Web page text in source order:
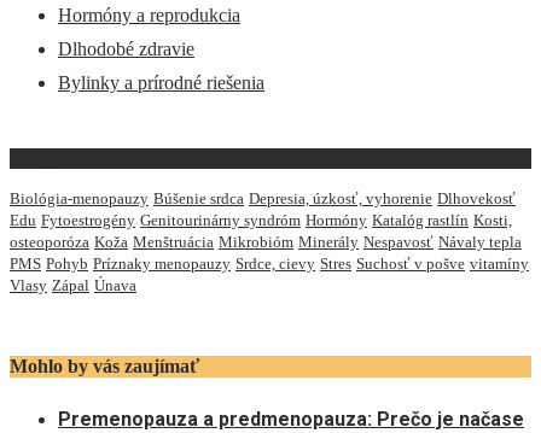
Hormóny a reprodukcia
Dlhodobé zdravie
Bylinky a prírodné riešenia
Biológia-menopauzy Búšenie srdca Depresia, úzkosť, vyhorenie Dlhovekosť
Edu Fytoestrogény Genitourinárny syndróm Hormóny Katalóg rastlín Kosti,
osteoporóza Koža Menštruácia Mikrobióm Minerály Nespavosť Návaly tepla
PMS Pohyb Príznaky menopauzy Srdce, cievy Stres Suchosť v pošve vitamíny
Vlasy Zápal Únava
Mohlo by vás zaujímať
Premenopauza a predmenopauza: Prečo je načase